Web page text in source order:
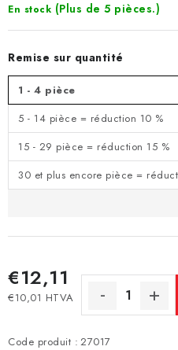
En stock (Plus de 5 pièces.)
Remise sur quantité
1 - 4 pièce
5 - 14 pièce = réduction 10 %
15 - 29 pièce = réduction 15 %
30 et plus encore pièce =
€12,11
€10,01 HTVA
Prix de la mesure:
Code produit : 27017